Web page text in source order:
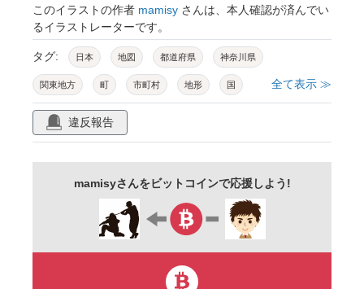
このイラストの作者 mamisy さんは、本人確認が済んでい
るイラストレーターです。
タグ: 日本 地図 都道府県 神奈川県
関東地方 町 市町村 地形 国
地球 旅行 ビジネス
観光 マップ 教育 学校 地理
全て表示 ≫
違反報告
mamisyさんをビットコインで応援しよう!